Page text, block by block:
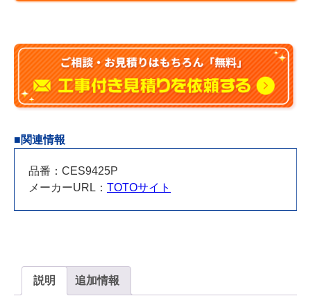
120
ｍ
ｍ
個
■関連情報
品番：CES9425P
メーカーURL： TOTOサイト
説明 追加情報